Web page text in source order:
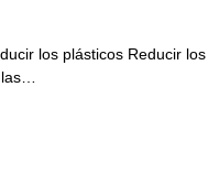
los plásticos Reducir los